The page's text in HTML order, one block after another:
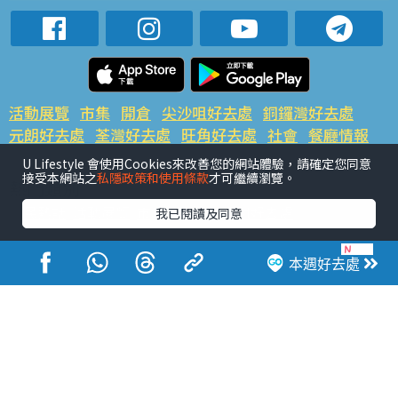
本週好去處
活動展覽 市集 開倉 尖沙咀好去處 銅鑼灣好去處
元朗好去處 荃灣好去處 旺角好去處 社會 餐廳情報
戶外郊遊 社會福利
熱門類別
市集 開倉 尖沙咀好去處
銅鑼灣好去處 元朗好去處 荃灣好去處 旺角好去處 社會
餐廳情報
戶外郊遊
熱門標籤
U Lifestyle 會使用Cookies來改善您的網站體驗，請確定您同意
接受本網站之私隱政策和使用條款才可繼續瀏覽。
我已閱讀及同意